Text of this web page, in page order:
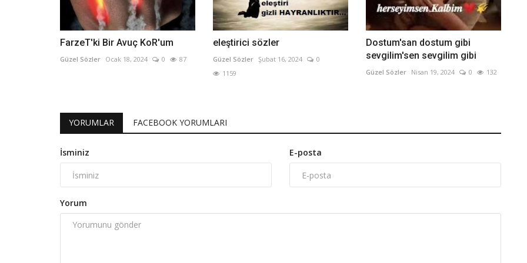
FarzeT'ki Bir Avuç KoR'um
Güzel Sözler Ocak 18, 2024 0 87
eleştirici sözler
Güzel Sözler Şubat 16, 2024
0
1159
Dostum'san dostum gibi
sevgilim'sen sevgilim gibi
Güzel Sözler Nisan 19, 2024 0 132
YORUMLAR FACEBOOK YORUMLARI
İsminiz E-posta
Yorum